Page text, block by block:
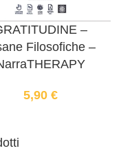
–
Filosofiche –
5,90 €